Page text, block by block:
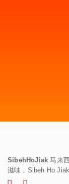
SibehHoJiak 马来
滋味，Sibeh Ho Jiak